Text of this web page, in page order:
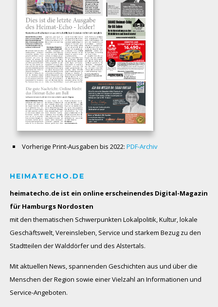
Vorherige Print-Ausgaben bis 2022: PDF-Archiv
HEIMATECHO.DE
heimatecho.de ist ein online erscheinendes Digital-Magazin
für Hamburgs Nordosten
mit den thematischen Schwerpunkten Lokalpolitik, Kultur, lokale
Geschäftswelt, Vereinsleben, Service und starkem Bezug zu den
Stadtteilen der Walddörfer und des Alstertals.
Mit aktuellen News, spannenden Geschichten aus und über die
Menschen der Region sowie einer Vielzahl an Informationen und
Service-Angeboten.